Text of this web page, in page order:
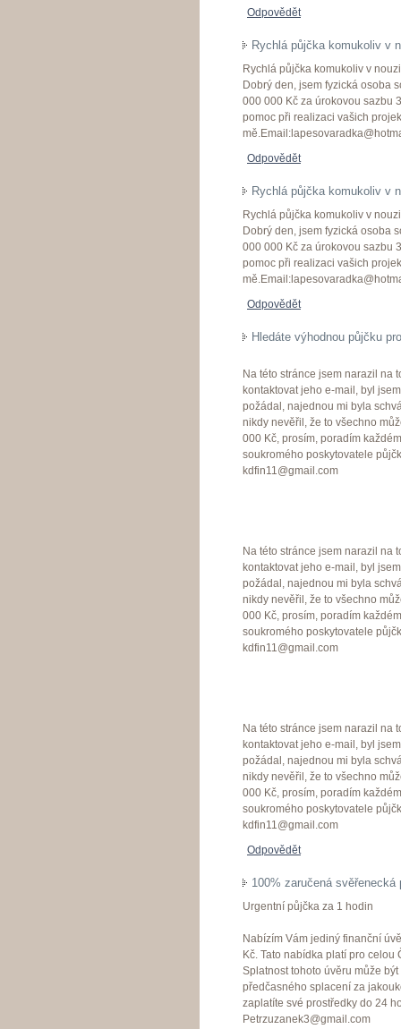
Odpovědět
Rychlá půjčka komukoliv v
Rychlá půjčka komukoliv v nouzi
Dobrý den, jsem fyzická osoba
000 000 Kč za úrokovou sazbu
pomoc při realizaci vašich
Odpovědět
Rychlá půjčka komukoliv v
Rychlá půjčka komukoliv v nouzi
Dobrý den, jsem fyzická osoba
000 000 Kč za úrokovou sazbu
pomoc při realizaci vašich
Odpovědět
Hledáte výhodnou půjčku
Na této stránce jsem narazil na
kontaktovat jeho e-mail, byl
požádal, najednou mi byla
nikdy nevěřil, že to všechno
000 Kč, prosím, poradím
soukromého poskytovatele
kdfin11@gmail.com
Na této stránce jsem narazil na
kontaktovat jeho e-mail, byl
požádal, najednou mi byla
nikdy nevěřil, že to všechno
000 Kč, prosím, poradím
soukromého poskytovatele
kdfin11@gmail.com
Na této stránce jsem narazil na
kontaktovat jeho e-mail, byl
požádal, najednou mi byla
nikdy nevěřil, že to všechno
000 Kč, prosím, poradím
soukromého poskytovatele
kdfin11@gmail.com
Odpovědět
100% zaručená svěřenecká
Urgentní půjčka za 1 hodin
Nabízím Vám jediný finanční
Kč. Tato nabídka platí pro
Splatnost tohoto úvěru může
předčasného splacení za
zaplatíte své prostředky do 24
Petrzuzanek3@gmail.com